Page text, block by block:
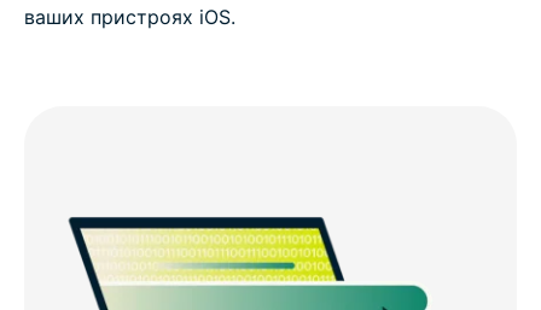
ваших пристроях iOS.